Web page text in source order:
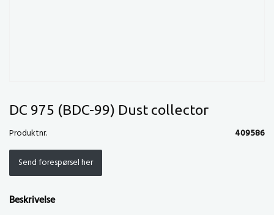
DC 975 (BDC-99) Dust collector
Produktnr. 409586
Send forespørsel her
Beskrivelse